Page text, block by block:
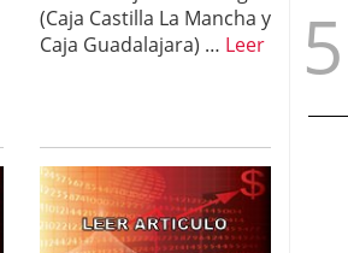
(Caja Castilla La Mancha y
Caja Guadalajara) … Leer